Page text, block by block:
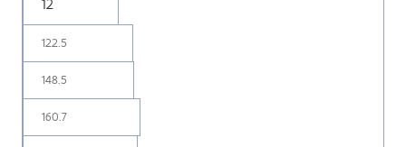
12
122.5
148.5
160.7